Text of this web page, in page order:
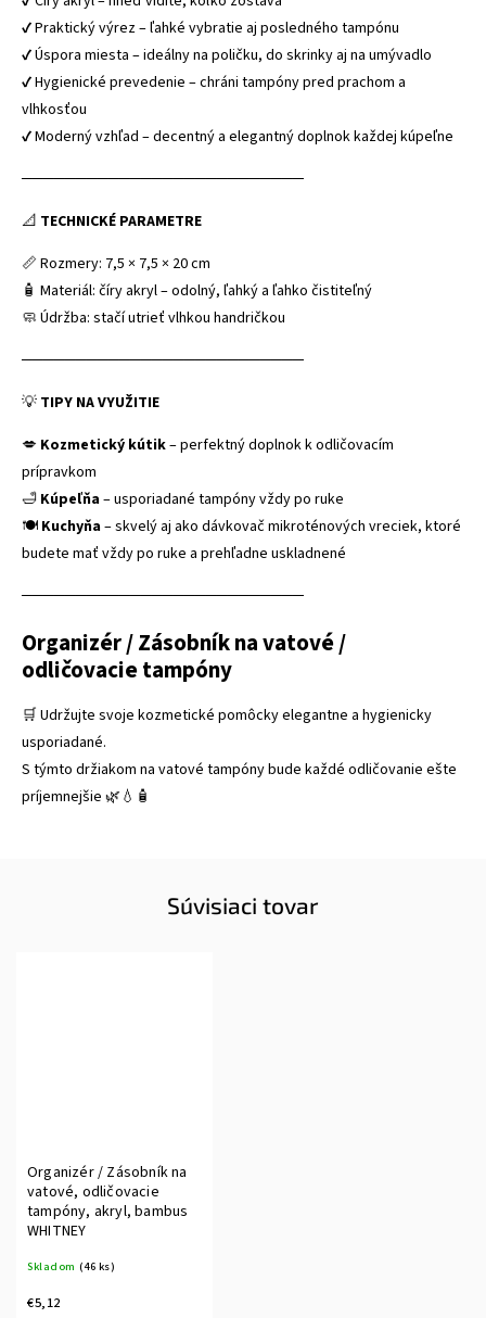
✔ Praktický výrez – ľahké vybratie aj posledného tampónu
✔ Úspora miesta – ideálny na poličku, do skrinky aj na umývadlo
✔ Hygienické prevedenie – chráni tampóny pred prachom a
vlhkosťou
✔ Moderný vzhľad – decentný a elegantný doplnok každej kúpeľne
──────────────────────────
📐 TECHNICKÉ PARAMETRE
📏 Rozmery: 7,5 × 7,5 × 20 cm
🧴 Materiál: číry akryl – odolný, ľahký a ľahko čistiteľný
🧼 Údržba: stačí utrieť vlhkou handričkou
──────────────────────────
💡 TIPY NA VYUŽITIE
💋 Kozmetický kútik– perfektný doplnok k odličovacím
prípravkom
🛁 Kúpeľňa– usporiadané tampóny vždy po ruke
🍽️ Kuchyňa– skvelý aj ako dávkovač mikroténových vreciek, ktoré
budete mať vždy po ruke a prehľadne uskladnené
──────────────────────────
Organizér / Zásobník na vatové /
odličovacie tampóny
🛒 Udržujte svoje kozmetické pomôcky elegantne a hygienicky
usporiadané.
S týmto držiakom na vatové tampóny bude každé odličovanie ešte
príjemnejšie 🌿💧🧴
Súvisiaci tovar
Organizér / Zásobník na
vatové, odličovacie
tampóny, akryl, bambus
WHITNEY
Skladom (46 ks)
€5,12